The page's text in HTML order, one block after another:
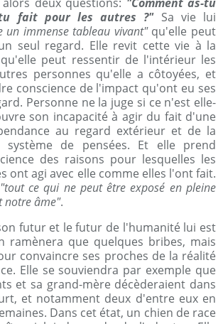
fait pour les autres ?"Sa vie lui
un immense tableau vivant"qu'elle peut
seul regard. Elle revit cette vie à la
peut ressentir de l'intérieur les
personnes qu'elle a côtoyées, et
conscience de l'impact qu'ont eu ses
Personne ne la juge si ce n'est elle-
son incapacité à agir du fait d'une
au regard extérieur et de la
de pensées. Et elle prend
des raisons pour lesquelles les
ont agi avec elle comme elles l'ont fait.
"tout ce qui ne peut être exposé en pleine
notre âme".
futur et le futur de l'humanité lui est
ramènera que quelques bribes, mais
convaincre ses proches de la réalité
Elle se souviendra par exemple que
et sa grand-mère décèderaient dans
et notamment deux d'entre eux en
Dans cet état, un chien de race